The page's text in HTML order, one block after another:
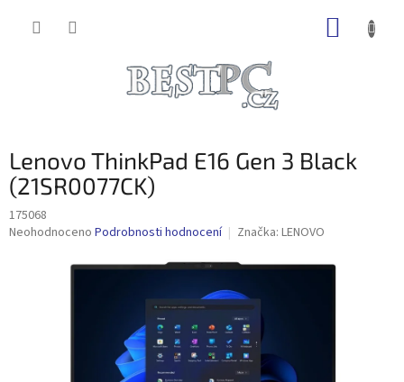
Lenovo ThinkPad E16 Gen 3 Black
(21SR0077CK)
175068
Průměrné
Neohodnoceno Podrobnosti hodnocení Značka: LENOVO